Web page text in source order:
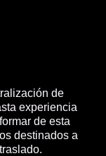
de
experiencia
de esta
destinados a